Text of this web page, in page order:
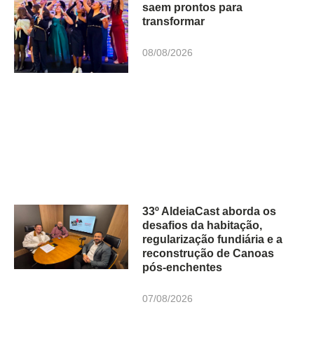
saem prontos para
transformar
08/08/2026
33º AldeiaCast aborda os
desafios da habitação,
regularização fundiária e a
reconstrução de Canoas
pós-enchentes
07/08/2026